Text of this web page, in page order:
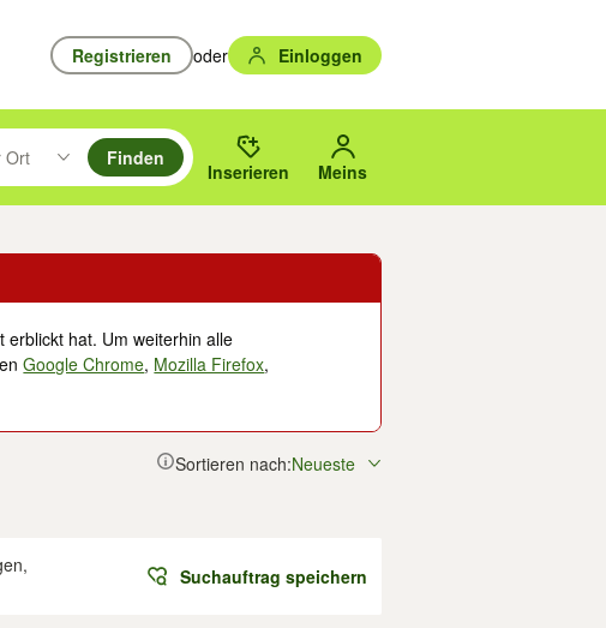
Registrieren oder Einloggen
unten durchsuchen und mit Eingabetaste auswählen.
drücken um zu suchen, oder Vorschläge mit den Pfeiltasten nach oben/
Ort
Umkreis des gewählten Orts oder PLZ.
Finden
Inserieren Meins
erblickt hat. Um weiterhin alle
Google Chrome, Mozilla Firefox,
Sortieren nach:Neueste
Suchauftrag speichern